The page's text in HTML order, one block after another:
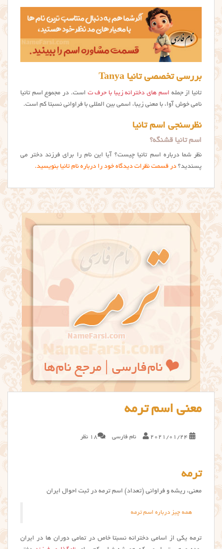
بررسی تخصصی تانیا Tanya
تانیا از جمله اسم های دخترانه زیبا با حرف ت است. در مجموع اسم تانیا
نامی خوش آوا، با معنی زیبا، اسمی بین المللی با فراوانی نسبتا کم است.
نظرسنجی اسم تانیا
اسم تانیا قشنگه؟
نظر شما درباره اسم تانیا چیست؟ آیا این نام را برای فرزند دختر می
پسندید؟ در قسمت نظرات دیدگاه خود را درباره نام تانيا بنویسید.
معنی اسم ترمه
2021/01/24 نام فارسی 18 نظر
ترمه
معنی، ریشه و فراوانی (تعداد) اسم ترمه در ثبت احوال ایران
همه چیز درباره اسم ترمه
ترمه یکی از اسامی دخترانه نسبتا خاص در تمامی دوران ها در ایران